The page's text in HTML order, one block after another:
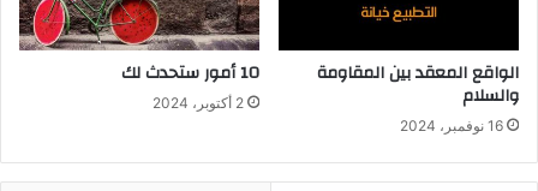
الواقع المعقد بين المقاومة
والسلام
16 نوفمبر، 2024
10 أمور ستحدث لك
2 أكتوبر، 2024